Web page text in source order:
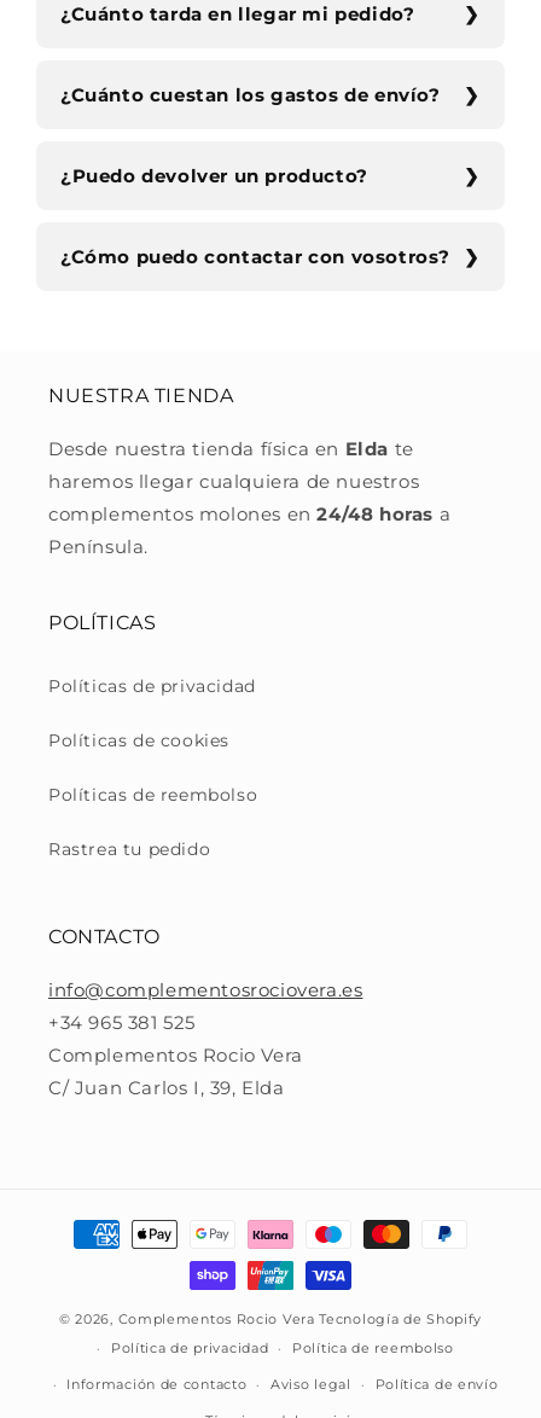
¿Cuánto tarda en llegar mi pedido?
¿Cuánto cuestan los gastos de envío?
¿Puedo devolver un producto?
¿Cómo puedo contactar con vosotros?
NUESTRA TIENDA
Desde nuestra tienda física en Elda te
haremos llegar cualquiera de nuestros
complementos molones en24/48 horas a
Península.
POLÍTICAS
Políticas de privacidad
Políticas de cookies
Políticas de reembolso
Rastrea tu pedido
CONTACTO
info@complementosrociovera.es
+34 965 381 525
Complementos Rocio Vera
C/ Juan Carlos I, 39, Elda
Formas
© 2026, Complementos Rocio Vera Tecnología de Shopify
Política de privacidad
Política de reembolso
Información de contacto Aviso legal Política de envío